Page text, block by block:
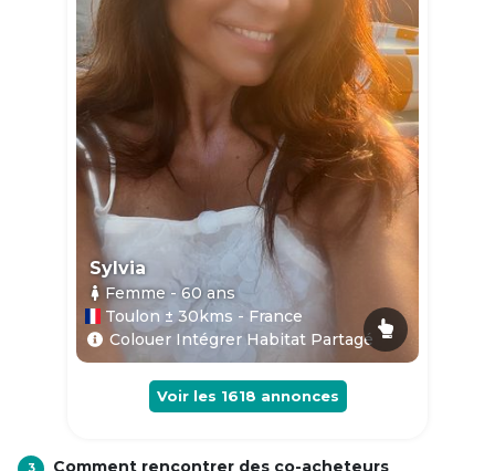
Sylvia
Femme - 60ans
Toulon ± 30kms - France
Colouer Intégrer Habitat Partagé
Voir les 1618 annonces
Comment rencontrer des co-acheteurs